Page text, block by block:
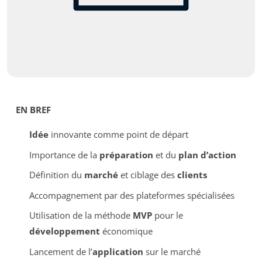
EN BREF
Idéeinnovante comme point de départ
Importance de la préparation et du plan d’action
Définition du marchéet ciblage des clients
Accompagnement par des plateformes spécialisées
Utilisation de la méthode MVPpour le
développement économique
Lancement de l’application sur le marché